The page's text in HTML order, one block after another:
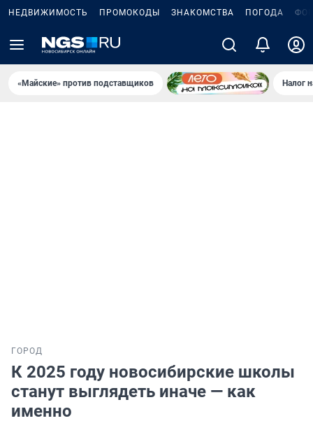
НЕДВИЖИМОСТЬ ПРОМОКОДЫ ЗНАКОМСТВА ПОГОДА
«Майские» против подставщиков Налог
ГОРОД
К 2025 году новосибирские школы
станут выглядеть иначе — как
именно